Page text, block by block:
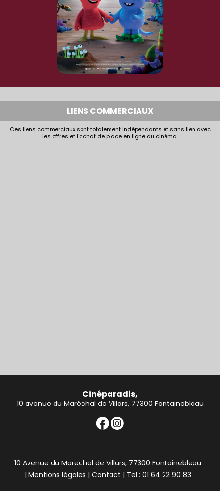
LIENS COMMERCIAUX
Ces liens commerciaux sont totalement indépendants et sans lien avec
les offres et l'achat de place en ligne du cinéma.
Cinéparadis,
10 avenue du Maréchal de Villars, 77300 Fontainebleau
10 Avenue du Marechal de Villars, 77300 Fontainebleau
| Mentions légales | Contact | Tel : 01 64 22 90 83